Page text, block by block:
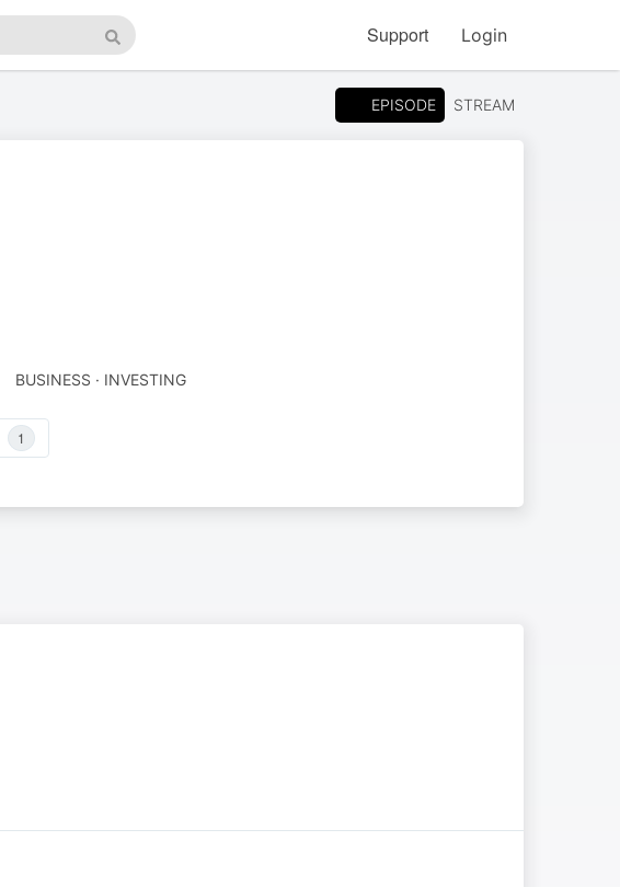
Search
Support Login
EPISODE STREAM
BUSINESS · INVESTING
1